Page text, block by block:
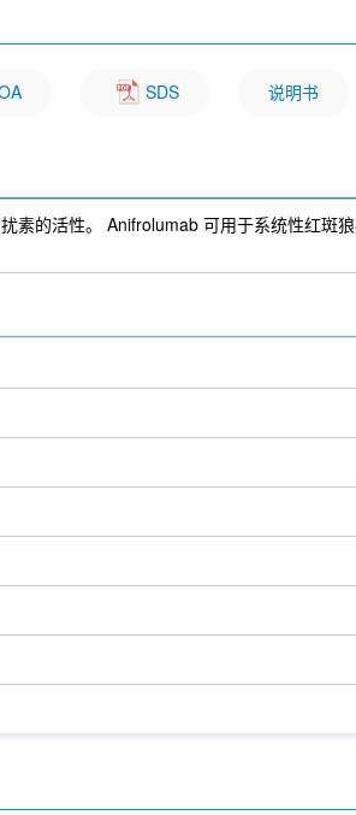
SDS 说明书
素的活性。 Anifrolumab 可用于系统性红斑